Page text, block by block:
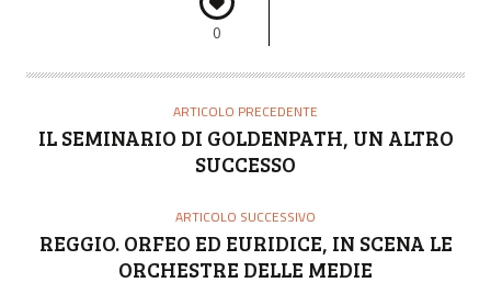
0
ARTICOLO PRECEDENTE
IL SEMINARIO DI GOLDENPATH, UN ALTRO
SUCCESSO
ARTICOLO SUCCESSIVO
REGGIO. ORFEO ED EURIDICE, IN SCENA LE
ORCHESTRE DELLE MEDIE